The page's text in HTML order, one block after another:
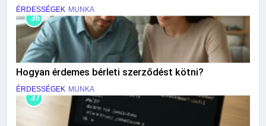
ÉRDESSÉGEK MUNKA
36
Hogyan érdemes bérleti szerződést kötni?
ÉRDESSÉGEK MUNKA
37